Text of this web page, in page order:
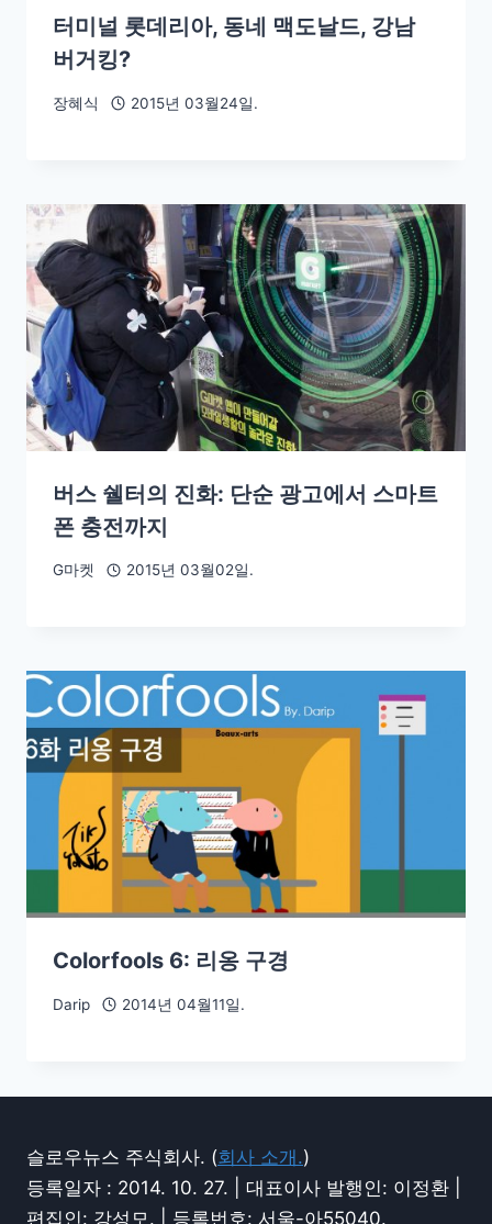
터미널 롯데리아, 동네 맥도날드, 강남
버거킹?
장혜식 2015년 03월24일.
버스 쉘터의 진화: 단순 광고에서 스마트
폰 충전까지
G마켓 2015년 03월02일.
Colorfools 6: 리옹 구경
Darip 2014년 04월11일.
슬로우뉴스 주식회사. (회사 소개.)
등록일자 : 2014. 10. 27. | 대표이사 발행인: 이정환 |
편집인: 강성모. | 등록번호: 서울-아55040.